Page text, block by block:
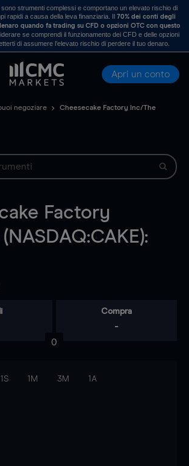
strumenti complessi e comportano un elevato rischio di
rapidi a causa della leva finanziaria. Il70% dei conti degli
quando fa trading su CFD o opzioni OTC con questo
se comprendi il funzionamento dei CFD e delle opzioni
di assumere l’elevato rischio di perdere il tuo denaro.
Apri un conto
negoziare Cheesecake Factory Inc/The
Factory
Compra
-
0
1S 1M 3M 1A